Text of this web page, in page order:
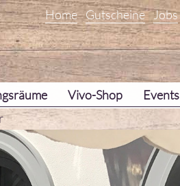
Vivo-Shop Events
Home Gutscheine Jobs